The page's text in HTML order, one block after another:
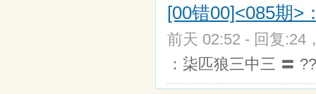
[00错00]<085期
前天 02:52 - 回复:24
：柒匹狼三中三 〓